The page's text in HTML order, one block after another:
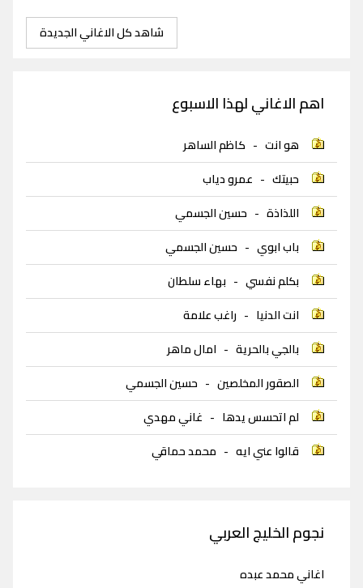
شاهد كل الاغاني الجديدة
اهم الاغاني لهذا الاسبوع
هو انت - كاظم الساهر
حبيتك - عمرو دياب
اللذاذة - حسين الجسمي
باب ابوي - حسين الجسمي
بكلم نفسي - بهاء سلطان
انت الدنيا - راغب علامة
بالجي بالحرية - امال ماهر
الصقور المخلصين - حسين الجسمي
لم اتحسس يدها - غاني مهدي
قالوا عني ايه - محمد حماقي
نجوم الخليج العربي
اغاني محمد عبده